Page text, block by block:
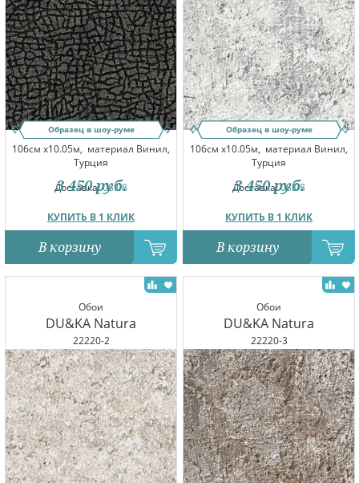
Образец в шоу-руме
106см x10.05м, материал Винил,
Турция
Доставка:08.08
КУПИТЬ В 1 КЛИК
3 450 руб.
В корзину
Образец в шоу-руме
106см x10.05м, материал Винил,
Турция
Доставка:08.08
КУПИТЬ В 1 КЛИК
3 450 руб.
В корзину
Обои
DU&KA Natura
22220-2
Обои
DU&KA Natura
22220-3